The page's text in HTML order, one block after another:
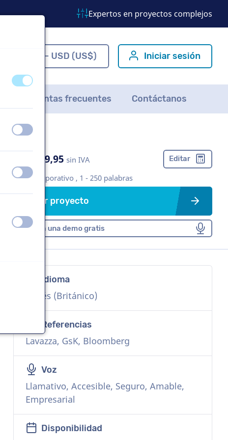
Expertos en proyectos complejos
ES - USD (US$) Iniciar sesión
Preguntas frecuentes Contáctanos
US$ 369,95 sin IVA Editar
Vídeo corporativo , 1 - 250 palabras
Crear proyecto
Solicita una demo gratis
Idioma
Inglés (Británico)
Referencias
Lavazza, GsK, Bloomberg
Voz
Llamativo, Accesible, Seguro, Amable,
Empresarial
Disponibilidad
apagado
encendido
apagado
encendido
apagado
encendido
apagado
encendido